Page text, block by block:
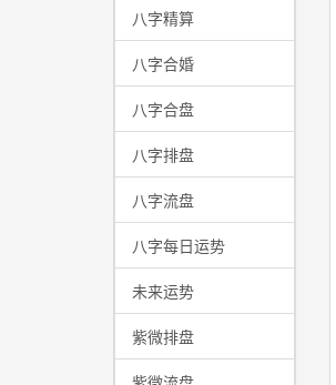
八字精算
八字合婚
八字合盘
八字排盘
八字流盘
八字每日运势
未来运势
紫微排盘